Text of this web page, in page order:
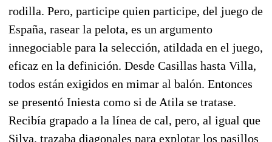
rodilla. Pero, participe quien participe, del juego de
España, rasear la pelota, es un argumento
innegociable para la selección, atildada en el juego,
eficaz en la definición. Desde Casillas hasta Villa,
todos están exigidos en mimar al balón. Entonces
se presentó Iniesta como si de Atila se tratase.
Recibía grapado a la línea de cal, pero, al igual que
Silva, trazaba diagonales para explotar los pasillos